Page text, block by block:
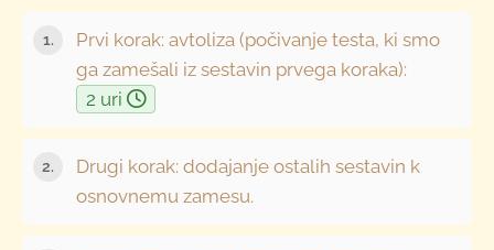
Prvi korak: avtoliza (počivanje testa, ki smo
ga zamešali iz sestavin prvega koraka):
2 uri
Drugi korak: dodajanje ostalih sestavin k
osnovnemu zamesu.